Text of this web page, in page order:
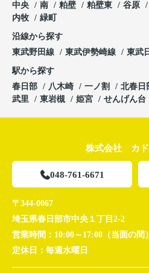
中央
南 粕壁 粕壁東 谷原
内牧
緑町
沿線から探す
東武野田線
東武伊勢崎線 東武
駅から探す
春日部
八木崎 一ノ割 北春日
武里
東岩槻 姫宮 せんげん台
株式会社 カド
048-761-6671
〒344-0067
埼玉県春日部市中央１丁目2-2
営業時間： 10:00～17:00（当面の間）
定休日： 毎週水曜日